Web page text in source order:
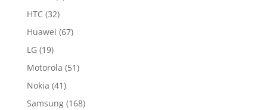
HTC (32)
Huawei (67)
LG (19)
Motorola (51)
Nokia (41)
Samsung (168)